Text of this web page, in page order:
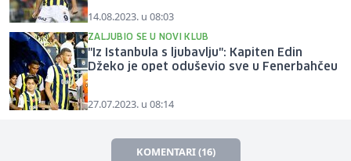
14.08.2023. u 08:03
ZALJUBIO SE U NOVI KLUB
"Iz Istanbula s ljubavlju": Kapiten Edin
Džeko je opet oduševio sve u Fenerbahčeu
27.07.2023. u 08:14
KOMENTARI (16)